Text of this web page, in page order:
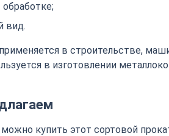
вид.
в строительстве,
в изготовлении
купить этот сортовой